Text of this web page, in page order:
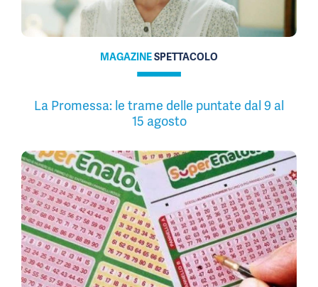
MAGAZINESPETTACOLO
La Promessa: le trame delle puntate dal 9 al
15 agosto